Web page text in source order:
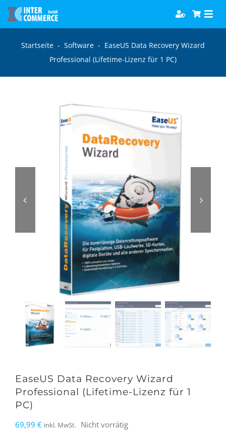
Zum
Inhalt
Software
Games
Startseite - Software - EaseUS Data Recovery Wizard
Professional (Lifetime-Lizenz für 1 PC)
EaseUS Data Recovery Wizard
Professional (Lifetime-Lizenz für 1
PC)
69,99 € inkl. MwSt. Nicht vorrätig